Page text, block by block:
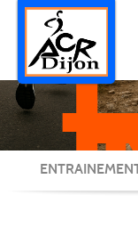
Panneau de gestion des